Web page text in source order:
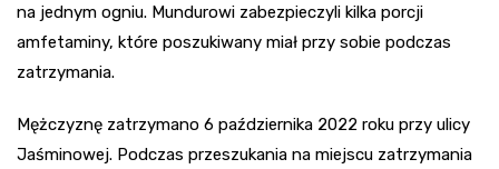
na jednym ogniu. Mundurowi zabezpieczyli kilka porcji
amfetaminy, które poszukiwany miał przy sobie podczas
zatrzymania.
Mężczyznę zatrzymano 6 października 2022 roku przy ulicy
Jaśminowej. Podczas przeszukania na miejscu zatrzymania